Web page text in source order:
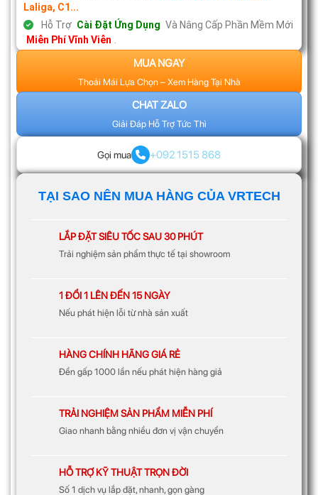
Laliga, C1...
Hỗ Trợ Cài Đặt Ứng Dụng Và Nâng Cấp Phần Mềm Mới
Miễn Phí Vĩnh Viễn
MUA NGAY
Thoải Mái Lựa Chọn – Xem Hàng Tại Nhà
CHAT ZALO
Giải Đáp Hỗ Trợ Tức Thì
Gọi mua +092 1515 868
TẠI SAO NÊN MUA HÀNG CỦA VRTECH
LẮP ĐẶT SIÊU TỐC SAU 30 PHÚT
Trải nghiệm sản phẩm thực tế tại showroom
1 ĐỔI 1 LÊN ĐẾN 15 NGÀY
Nếu phát hiện lỗi từ nhà sản xuất
HÀNG CHÍNH HÃNG GIÁ RẺ
Đền gấp 1000 lần nếu phát hiện hàng giả
TRẢI NGHIỆM SẢN PHẨM MIỄN PHÍ
Giao nhanh bằng nhiều đơn vị vận chuyển
HỖ TRỢ KỸ THUẬT TRỌN ĐỜI
Số 1 dịch vụ lắp đặt, nhanh, gọn gàng